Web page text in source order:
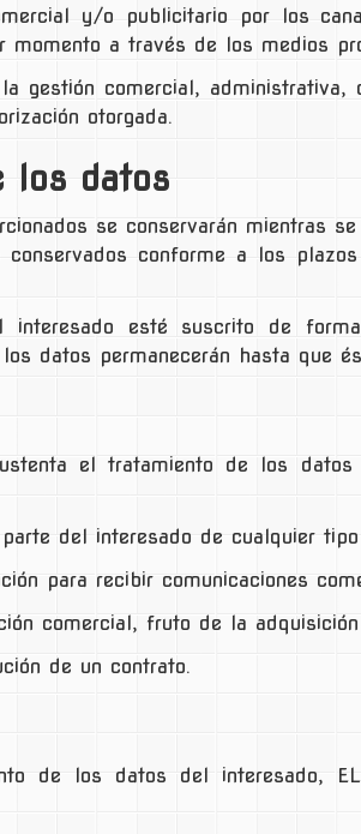
y/o publicitario por los
momento a través de los medios
gestión comercial,
otorgada.
los datos
se conservarán mientras
conservados conforme a los
esté suscrito de
datos permanecerán hasta que
el tratamiento de los datos
del interesado de cualquier
para recibir comunicaciones
comercial, fruto de la
de un contrato.
de los datos del interesado,